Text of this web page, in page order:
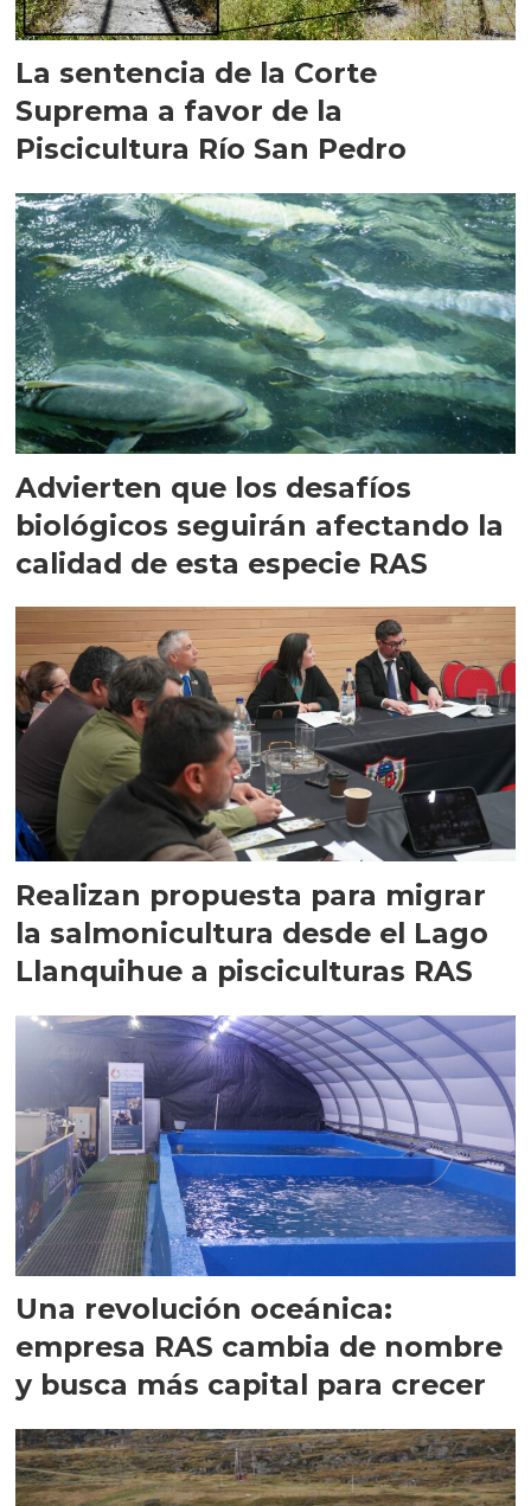
La sentencia de la Corte
Suprema a favor de la
Piscicultura Río San Pedro
Advierten que los desafíos
biológicos seguirán afectando la
calidad de esta especie RAS
Realizan propuesta para migrar
la salmonicultura desde el Lago
Llanquihue a pisciculturas RAS
Una revolución oceánica:
empresa RAS cambia de nombre
y busca más capital para crecer